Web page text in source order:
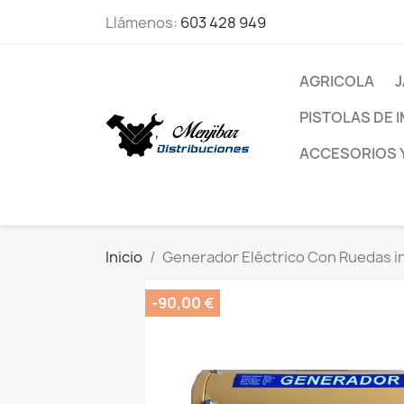
Llámenos: 603 428 949
AGRICOLA
PISTOLAS DE
ACCESORIOS
Inicio Generador Eléctrico Con Ruedas
-90,00 €